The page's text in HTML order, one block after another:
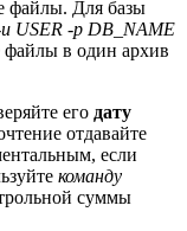
файлы. Для базы
USER -p DB_NAME
файлы в один архив
его дату
отдавайте
если
команду
суммы